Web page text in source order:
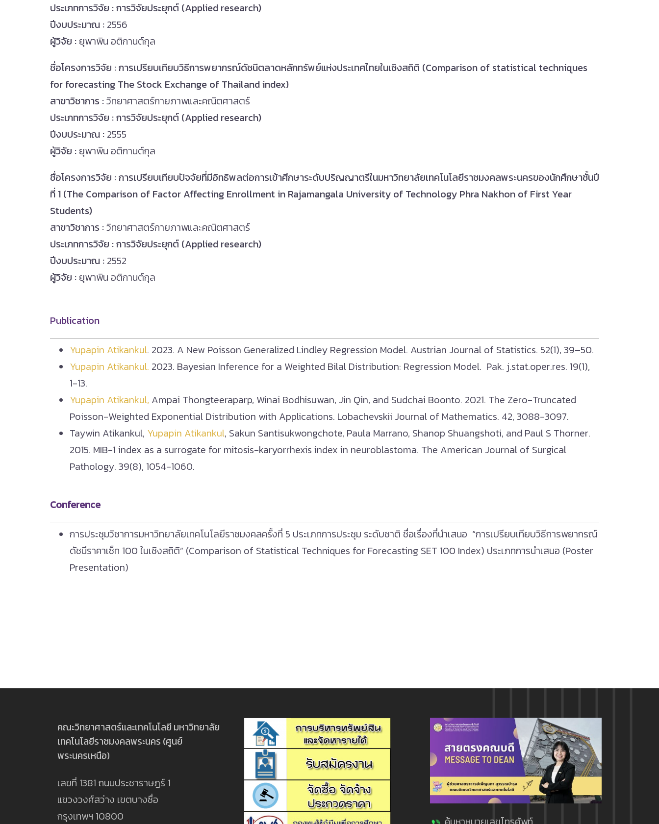
ประเภทการวิจัย : การวิจัยประยุกต์ (Applied research)
ปีงบประมาณ : 2556
ผู้วิจัย : ยุพาพิน อติกานต์กุล
ชื่อโครงการวิจัย ​: การเปรียบเทียบวิธีการพยากรณ์ดัชนีตลาดหลักทรัพย์แห่งประเทศไทยในเชิงสถิติ (Comparison of statistical techniques
for forecasting The Stock Exchange of Thailand index)
สาขาวิชาการ :วิทยาศาสตร์กายภาพและคณิตศาสตร์
ประเภทการวิจัย : การวิจัยประยุกต์ (Applied research)
ปีงบประมาณ : 2555
ผู้วิจัย : ยุพาพิน อติกานต์กุล
ชื่อโครงการวิจัย ​: การเปรียบเทียบปัจจัยที่มีอิทธิพลต่อการเข้าศึกษาระดับปริญญาตรีในมหาวิทยาลัยเทคโนโลยีราชมงคลพระนครของนักศึกษาชั้นปี
ที่ 1 (The Comparison of Factor Affecting Enrollment in Rajamangala University of Technology Phra Nakhon of First Year
Students)
สาขาวิชาการ :วิทยาศาสตร์กายภาพและคณิตศาสตร์
ประเภทการวิจัย : การวิจัยประยุกต์ (Applied research)
ปีงบประมาณ : 2552
ผู้วิจัย : ยุพาพิน อติกานต์กุล
Publication
Yupapin Atikankul. 2023. A New Poisson Generalized Lindley Regression Model. Austrian Journal of Statistics. 52(1), 39–50.
Yupapin Atikankul. 2023. Bayesian Inference for a Weighted Bilal Distribution: Regression Model. Pak. j.stat.oper.res. 19(1),
1-13.
Yupapin Atikankul, Ampai Thongteeraparp, Winai Bodhisuwan, Jin Qin, and Sudchai Boonto. 2021. The Zero-Truncated
Poisson-Weighted Exponential Distribution with Applications. Lobachevskii Journal of Mathematics. 42, 3088-3097.
Taywin Atikankul, Yupapin Atikankul, Sakun Santisukwongchote, Paula Marrano, Shanop Shuangshoti, and Paul S Thorner.
2015. MIB-1 index as a surrogate for mitosis-karyorrhexis index in neuroblastoma. The American Journal of Surgical
Pathology. 39(8), 1054-1060.
Conference
การประชุมวิชาการมหาวิทยาลัยเทคโนโลยีราชมงคลครั้งที่ 5 ประเภทการประชุม ระดับชาติ ชื่อเรื่องที่นำเสนอ “การเปรียบเทียบวิธีการพยากรณ์
ดัชนีราคาเซ็ท 100 ในเชิงสถิติ” (Comparison of Statistical Techniques for Forecasting SET 100 Index) ประเภทการนำเสนอ (Poster
Presentation)
คณะวิทยาศาสตร์และเทคโนโลยี มหาวิทยาลัย
เทคโนโลยีราชมงคลพระนคร (ศูนย์
พระนครเหนือ)
เลขที่ 1381 ถนนประชาราษฎร์ 1
แขวงวงศ์สว่าง เขตบางซื่อ
กรุงเทพฯ 10800